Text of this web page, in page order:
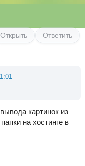
Открыть Ответить
картинок из
на хостинге в